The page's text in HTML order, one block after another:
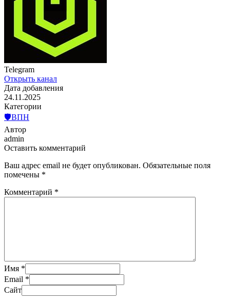
Telegram
Открыть канал
Дата добавления
24.11.2025
Категории
🛡️ВПН
Автор
admin
Оставить комментарий
Ваш адрес email не будет опубликован. Обязательные поля
помечены *
Комментарий *
Имя *
Email *
Сайт